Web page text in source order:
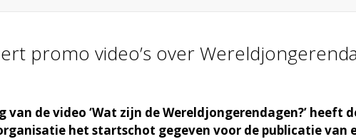
promo video’s over
van de video ‘Wat zijn de Wereldjongerendagen?’ heeft
het startschot gegeven voor de publicatie van